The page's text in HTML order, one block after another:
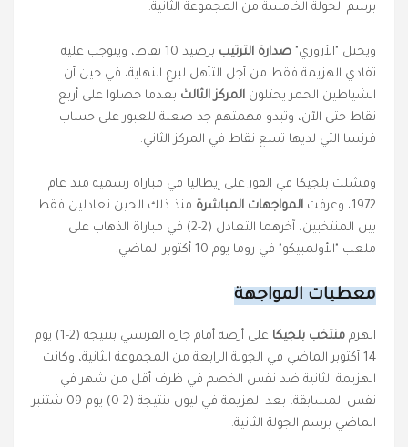
برسم الجولة الخامسة من المجموعة الثانية.
ويحتل "الأزوري" صدارة الترتيب
برصيد 10 نقاط، ويتوجب عليه
تفادي الهزيمة فقط من أجل التأهل لبرع النهاية، في حين أن
الشياطين الحمر يحتلون المركز الثالث بعدما حصلوا على أربع
نقاط حتى الآن، وتبدو مهمتهم جد صعبة للعبور على حساب
فرنسا التي لديها تسع نقاط في المركز الثاني.
وفشلت بلجيكا في الفوز على إيطاليا في مباراة رسمية منذ عام
1972، وعرفت
المواجهات المباشرة منذ ذلك الحين تعادلين فقط
بين المنتخبين، آخرهما التعادل (2-2) في مباراة الذهاب على
ملعب "الأولمبيكو" في روما يوم 10 أكتوبر الماضي.
معطيات المواجهة
انهزم منتخب بلجيكا
على أرضه أمام جاره الفرنسي بنتيجة (2-1) يوم
14 أكتوبر الماضي في الجولة الرابعة من المجموعة الثانية، وكانت
الهزيمة الثانية ضد نفس الخصم في ظرف أقل من شهر في
نفس المسابقة، بعد الهزيمة في ليون بنتيجة (2-0) يوم 09 شتنبر
الماضي برسم الجولة الثانية.